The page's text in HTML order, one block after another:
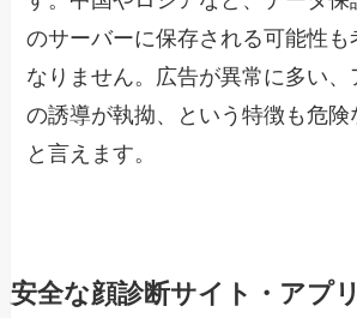
のサーバーに保存される可能性
なりません。広告が異常に多い
の誘導が執拗、という特徴も危険
と言えます。
安全な顔診断サイト・アプ